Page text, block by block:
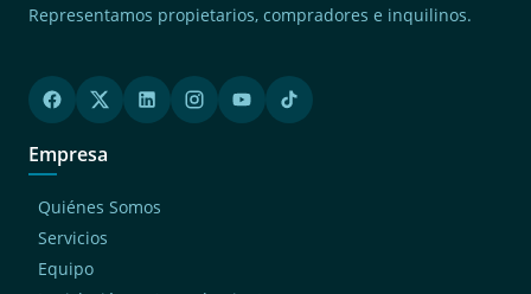
Representamos propietarios, compradores e inquilinos.
Empresa
Quiénes Somos
Servicios
Equipo